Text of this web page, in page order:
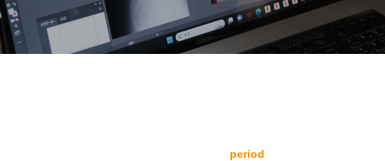
period